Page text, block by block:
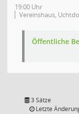
19:00 Uhr
Vereinshaus,
Öffentliche
3 Sätze
Letzte